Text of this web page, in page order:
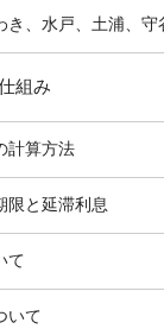
き、水戸、土浦、守
組み
計算方法
限と延滞利息
て
いて